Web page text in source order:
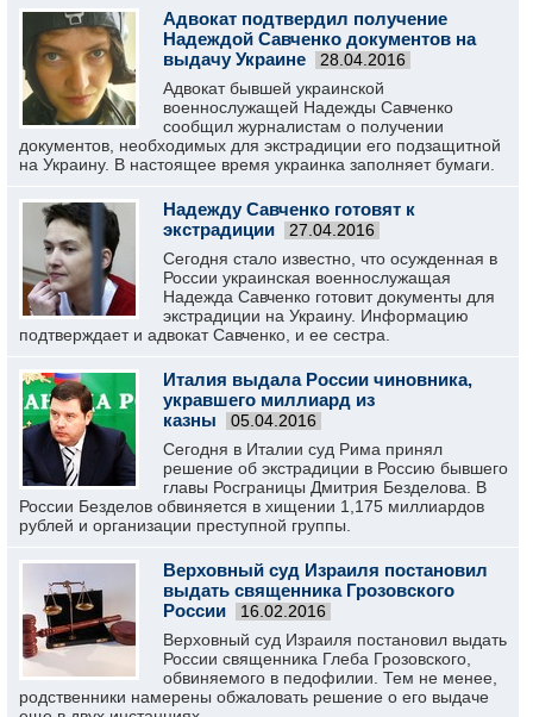
Адвокат подтвердил получение
Надеждой Савченко документов на
выдачу Украине
28.04.2016
Адвокат бывшей украинской
военнослужащей Надежды Савченко
сообщил журналистам о получении
документов, необходимых для экстрадиции его подзащитной
на Украину. В настоящее время украинка заполняет бумаги.
Надежду Савченко готовят к
экстрадиции
27.04.2016
Сегодня стало известно, что осужденная в
России украинская военнослужащая
Надежда Савченко готовит документы для
экстрадиции на Украину. Информацию
подтверждает и адвокат Савченко, и ее сестра.
Италия выдала России чиновника,
укравшего миллиард из
казны
05.04.2016
Сегодня в Италии суд Рима принял
решение об экстрадиции в Россию бывшего
главы Росграницы Дмитрия Безделова. В
России Безделов обвиняется в хищении 1,175 миллиардов
рублей и организации преступной группы.
Верховный суд Израиля постановил
выдать священника Грозовского
России
16.02.2016
Верховный суд Израиля постановил выдать
России священника Глеба Грозовского,
обвиняемого в педофилии. Тем не менее,
родственники намерены обжаловать решение о его выдаче